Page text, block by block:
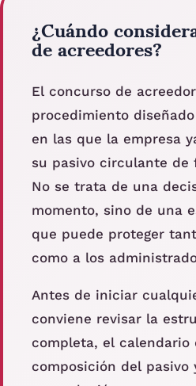
¿Cuándo
de acreedores?
El concurso de
procedimiento
en las que la empresa
su pasivo circulante de
No se trata de una
momento, sino de una
que puede proteger
como a los
Antes de iniciar
conviene revisar la
completa, el calendario
composición del pasivo